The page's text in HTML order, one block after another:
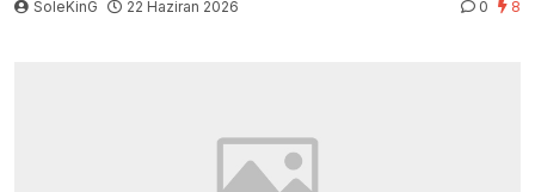
SoleKinG 22 Haziran 2026 0 8